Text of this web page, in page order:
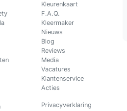
Kleurenkaart
F.A.Q.
Kleermaker
Nieuws
Blog
Reviews
Media
Vacatures
Klantenservice
Acties
Privacyverklaring